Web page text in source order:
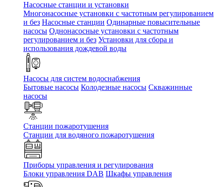
Насосные станции и установки
Многонасосные установки с частотным регулированием
и без Насосные станции Одинарные повысительные
насосы Однонасосные установки с частотным
регулированием и без Установки для сбора и
использования дождевой воды
Насосы для систем водоснабжения
Бытовые насосы Колодезные насосы Скважинные
насосы
Станции пожаротушения
Станции для водяного пожаротушения
Приборы управления и регулирования
Блоки управления DAB Шкафы управления